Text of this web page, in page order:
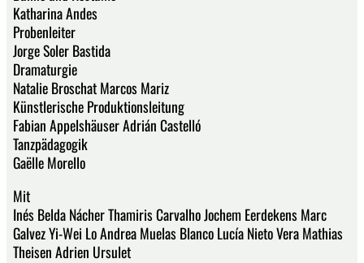
Katharina Andes
Probenleiter
Jorge Soler Bastida
Dramaturgie
Natalie Broschat Marcos Mariz
Künstlerische Produktionsleitung
Fabian Appelshäuser Adrián Castelló
Tanzpädagogik
Gaëlle Morello
Mit
Inés Belda Nácher Thamiris Carvalho Jochem Eerdekens Marc
Galvez Yi-Wei Lo Andrea Muelas Blanco Lucía Nieto Vera Mathias
Theisen Adrien Ursulet